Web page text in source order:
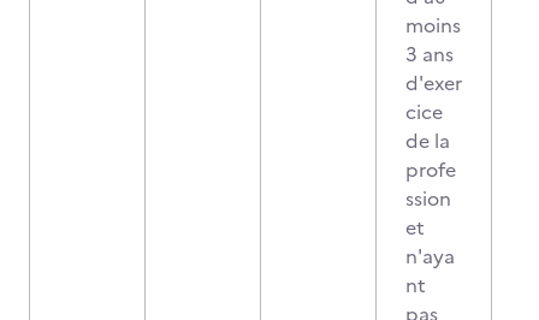
moins
3 ans
d'exer
cice
de la
profe
ssion
et
n'aya
nt
pas